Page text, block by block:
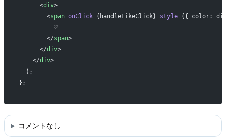
      <
div>
        <
span onClick={handleLikeClick} style={{ color:
          ♡
        </
span>
      </
div>
    </
div>
  );
};
コメントなし